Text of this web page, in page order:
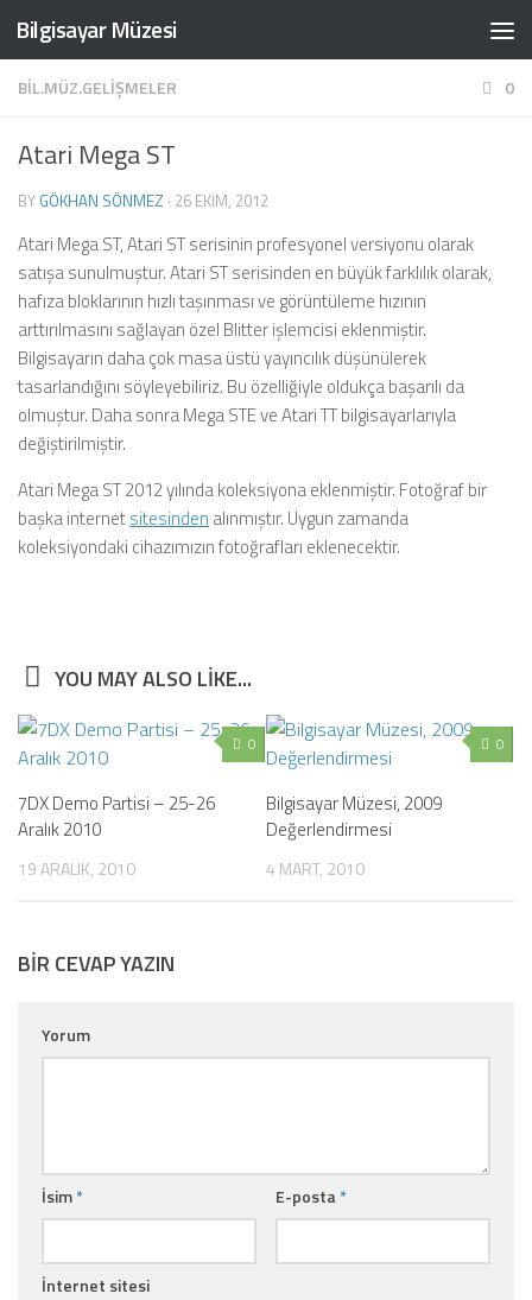
Skip to content
Bilgisayar Müzesi
BIL.MÜZ.GELIŞMELER 0
Atari Mega ST
BY GÖKHAN SÖNMEZ · 26 EKIM, 2012
Atari Mega ST, Atari ST serisinin profesyonel versiyonu olarak
satışa sunulmuştur. Atari ST serisinden en büyük farklılık olarak,
hafıza bloklarının hızlı taşınması ve görüntüleme hızının
arttırılmasını sağlayan özel Blitter işlemcisi eklenmiştir.
Bilgisayarın daha çok masa üstü yayıncılık düşünülerek
tasarlandığını söyleyebiliriz. Bu özelliğiyle oldukça başarılı da
olmuştur. Daha sonra Mega STE ve Atari TT bilgisayarlarıyla
değiştirilmiştir.
Atari Mega ST 2012 yılında koleksiyona eklenmiştir. Fotoğraf bir
başka internetsitesinden alınmıştır. Uygun zamanda
koleksiyondaki cihazımızın fotoğrafları eklenecektir.
YOU MAY ALSO LIKE...
0
7DX Demo Partisi – 25-26
Aralık 2010
19 ARALIK, 2010
0
Bilgisayar Müzesi, 2009
Değerlendirmesi
4 MART, 2010
BIR CEVAP YAZIN
Yorum
İsim* E-posta *
İnternet sitesi